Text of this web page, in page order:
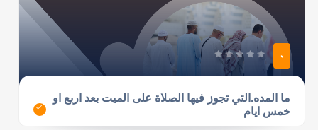
0
ما المده.التي تجوز فيها الصلاة على الميت بعد اربع او
خمس ايام